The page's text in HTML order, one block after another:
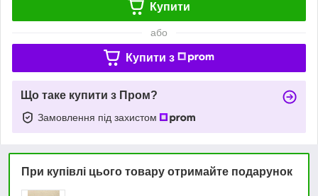
Купити
або
Купити з
Що таке купити з Пром?
Замовлення під захистом
При купівлі цього товару отримайте подарунок